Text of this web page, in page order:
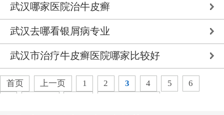
武汉哪家医院治牛皮癣
武汉去哪看银屑病专业
武汉市治疗牛皮癣医院哪家比较好
首页 上一页 1 2 3 4 5
6